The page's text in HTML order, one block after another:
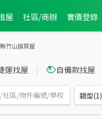
屋 社區/商辦 實價登錄
竹山鎮買屋
運找屋 | 自備款找屋
類型(1)